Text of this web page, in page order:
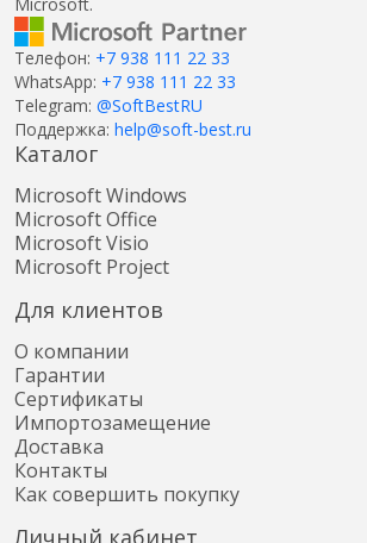
Телефон: +7 938 111 22 33
WhatsApp: +7 938 111 22 33
Telegram: @SoftBestRU
Поддержка: help@soft-best.ru
Каталог
Microsoft Windows
Microsoft Office
Microsoft Visio
Microsoft Project
Для клиентов
О компании
Гарантии
Сертификаты
Импортозамещение
Доставка
Контакты
Как совершить покупку
Личный кабинет